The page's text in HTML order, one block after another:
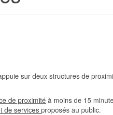
sur deux structures de
de proximité à moins de 15
de services proposés au public.